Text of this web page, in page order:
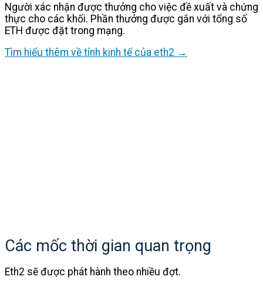
Người xác nhận được thưởng cho việc đề xuất và chứng
thực cho các khối. Phần thưởng được gắn với tổng số
ETH được đặt trong mạng.
Tìm hiểu thêm về tính kinh tế của eth2 →
Các mốc thời gian quan trọng
Eth2 sẽ được phát hành theo nhiều đợt.